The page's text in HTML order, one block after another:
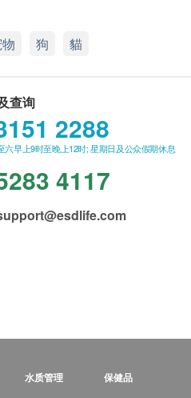
狗 貓
查询
2288
六早上9时至晚上12时; 星期日及公众假期休息
4117
水质管理 保健品